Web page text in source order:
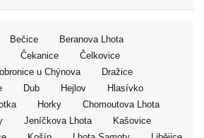
Bečice
Beranova Lhota
Čekanice
Čelkovice
u Chýnova
Dražice
Dub Hejlov
Hlasívko
Horky
Chomoutova Lhota
Jeníčkova Lhota
Kašovice